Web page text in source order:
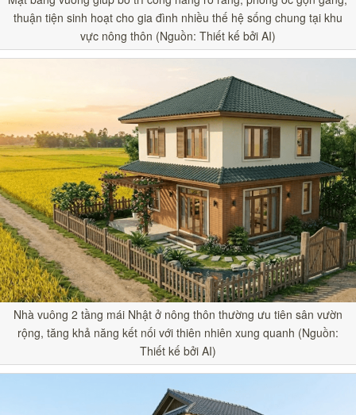
thuận tiện sinh hoạt cho gia đình nhiều thế hệ sống chung tại khu
vực nông thôn (Nguồn: Thiết kế bởi AI)
Nhà vuông 2 tầng mái Nhật ở nông thôn thường ưu tiên sân vườn
rộng, tăng khả năng kết nối với thiên nhiên xung quanh (Nguồn:
Thiết kế bởi AI)